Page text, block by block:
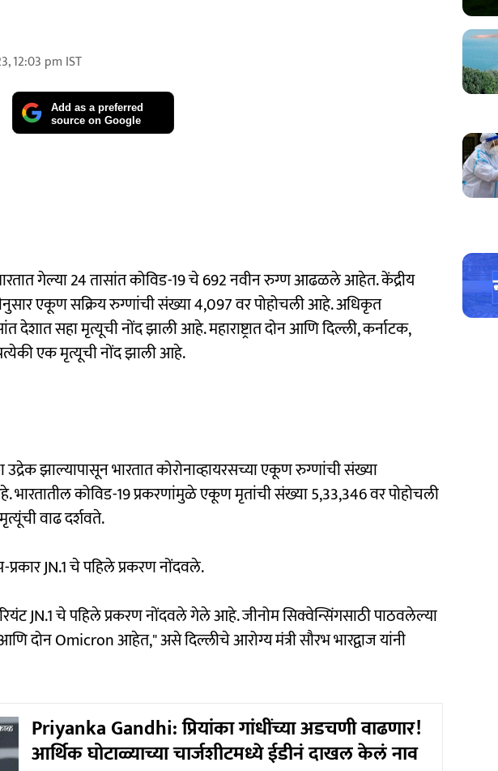
12:03 pm IST
Add as a preferred
source on Google
गेल्या 24 तासांत कोविड-19 चे 692 नवीन रुग्ण आढळले आहेत. केंद्रीय
एकूण सक्रिय रुग्णांची संख्या 4,097 वर पोहोचली आहे. अधिकृत
देशात सहा मृत्यूची नोंद झाली आहे. महाराष्ट्रात दोन आणि दिल्ली, कर्नाटक,
एक मृत्यूची नोंद झाली आहे.
उद्रेक झाल्यापासून भारतात कोरोनाव्हायरसच्या एकूण रुग्णांची संख्या
भारतातील कोविड-19 प्रकरणांमुळे एकूण मृतांची संख्या 5,33,346 वर पोहोचली
वाढ दर्शवते.
प्रकार JN.1 चे पहिले प्रकरण नोंदवले.
JN.1 चे पहिले प्रकरण नोंदवले गेले आहे. जीनोम सिक्वेन्सिंगसाठी पाठवलेल्या
दोन Omicron आहेत," असे दिल्लीचे आरोग्य मंत्री सौरभ भारद्वाज यांनी
Priyanka Gandhi: प्रियांका गांधींच्या अडचणी वाढणार!
आर्थिक घोटाळ्याच्या चार्जशीटमध्ये ईडीनं दाखल केलं नाव